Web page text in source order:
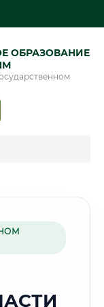
ОБРАЗОВАНИЕ